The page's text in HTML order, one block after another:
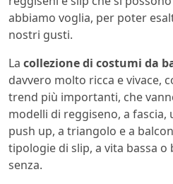
abbiamo voglia, per poter
nostri gusti.
La collezione di costumi da
davvero molto ricca e vivace,
trend più importanti, che
modelli di reggiseno, a fascia,
push up, a triangolo e a
tipologie di slip, a vita bassa o
senza.